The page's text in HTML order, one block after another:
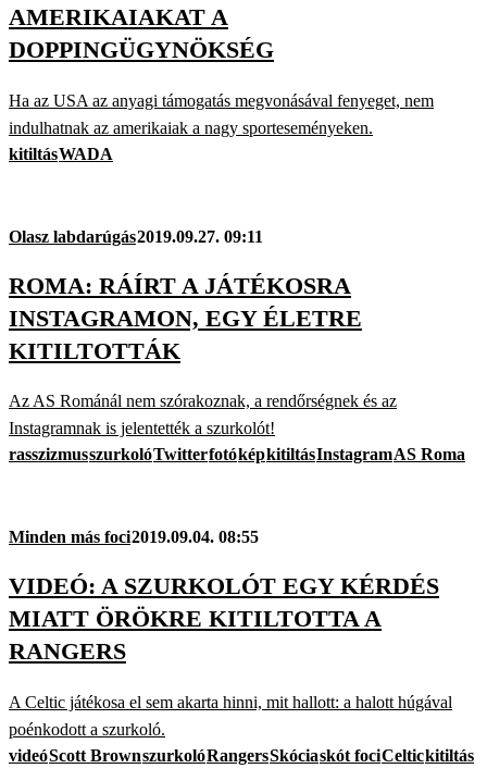
AMERIKAIAKAT A
DOPPINGÜGYNÖKSÉG
Ha az USA az anyagi támogatás megvonásával fenyeget, nem
indulhatnak az amerikaiak a nagy sporteseményeken.
kitiltásWADA
Olasz labdarúgás2019.09.27. 09:11
ROMA: RÁÍRT A JÁTÉKOSRA
INSTAGRAMON, EGY ÉLETRE
KITILTOTTÁK
Az AS Románál nem szórakoznak, a rendőrségnek és az
Instagramnak is jelentették a szurkolót!
rasszizmusszurkolóTwitterfotóképkitiltásInstagramAS Roma
Minden más foci2019.09.04. 08:55
VIDEÓ: A SZURKOLÓT EGY KÉRDÉS
MIATT ÖRÖKRE KITILTOTTA A
RANGERS
A Celtic játékosa el sem akarta hinni, mit hallott: a halott húgával
poénkodott a szurkoló.
videóScott BrownszurkolóRangersSkóciaskót fociCeltickitiltás